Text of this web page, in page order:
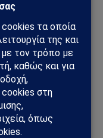
Pinterest Tumblr
πύλη ενημέρωσης